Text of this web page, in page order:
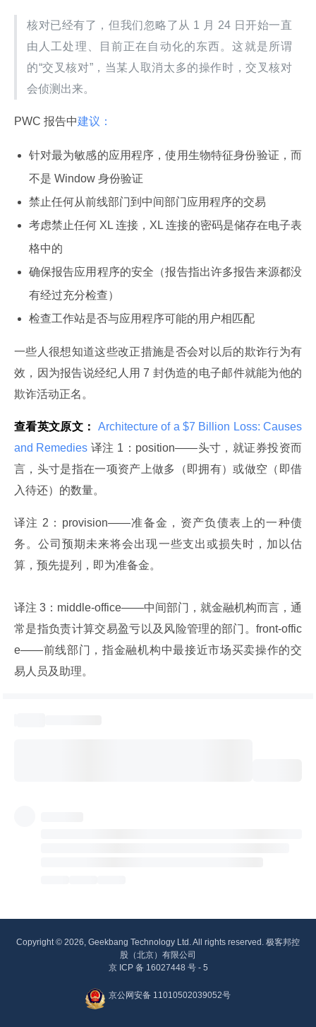
核对已经有了，但我们忽略了从 1 月 24 日开始一直
由人工处理、目前正在自动化的东西。这就是所谓
的“交叉核对”，当某人取消太多的操作时，交叉核对
会侦测出来。
PWC 报告中建议：
针对最为敏感的应用程序，使用生物特征身份验证，而
不是 Window 身份验证
禁止任何从前线部门到中间部门应用程序的交易
考虑禁止任何 XL 连接，XL 连接的密码是储存在电子表
格中的
确保报告应用程序的安全（报告指出许多报告来源都没
有经过充分检查）
检查工作站是否与应用程序可能的用户相匹配
一些人很想知道这些改正措施是否会对以后的欺诈行为有
效，因为报告说经纪人用 7 封伪造的电子邮件就能为他的
欺诈活动正名。
查看英文原文：
Architecture of a $7 Billion Loss: Causes
and Remedies 译注 1：position——头寸，就证券投资而
言，头寸是指在一项资产上做多（即拥有）或做空（即借
入待还）的数量。
译注 2：provision——准备金，资产负债表上的一种债
务。公司预期未来将会出现一些支出或损失时，加以估
算，预先提列，即为准备金。
译注 3：middle-office——中间部门，就金融机构而言，通
常是指负责计算交易盈亏以及风险管理的部门。front-offic
e——前线部门，指金融机构中最接近市场买卖操作的交
易人员及助理。
Copyright © 2026, Geekbang Technology Ltd. All rights reserved. 极客邦控
股（北京）有限公司
京 ICP 备 16027448 号 - 5
京公网安备 11010502039052号